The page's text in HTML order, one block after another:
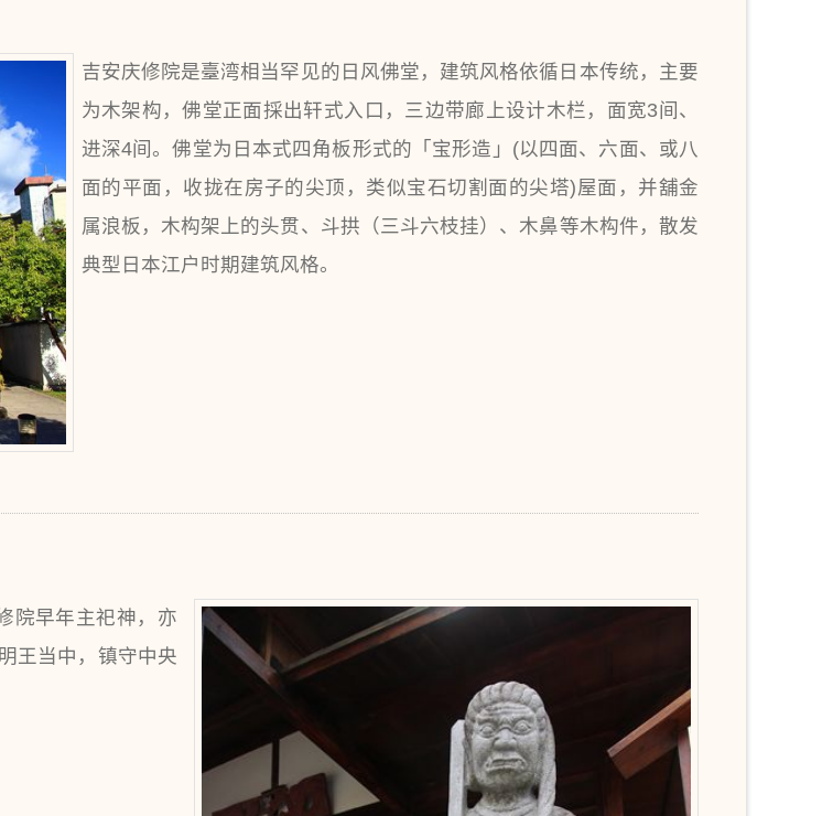
吉安庆修院是臺湾相当罕见的日风佛堂，建筑风格依循日本传统，主要
为木架构，佛堂正面採出轩式入口，三边带廊上设计木栏，面宽3间、
进深4间。佛堂为日本式四角板形式的「宝形造」(以四面、六面、或八
面的平面，收拢在房子的尖顶，类似宝石切割面的尖塔)屋面，并舖金
属浪板，木构架上的头贯、斗拱（三斗六枝挂）、木鼻等木构件，散发
典型日本江户时期建筑风格。
院早年主祀神，亦
王当中，镇守中央